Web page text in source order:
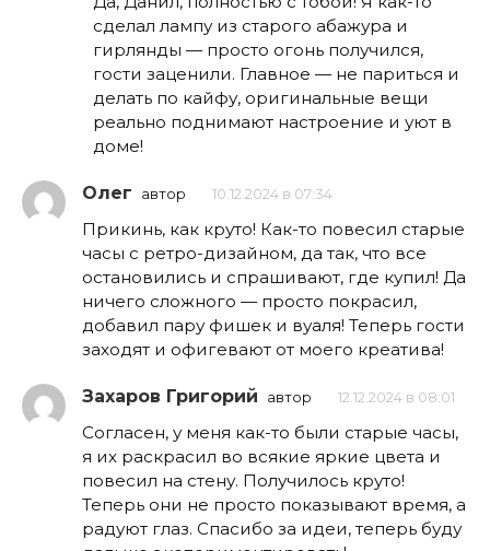
сделал лампу из старого абажура и
гирлянды — просто огонь получился,
гости заценили. Главное — не париться и
делать по кайфу, оригинальные вещи
реально поднимают настроение и уют в
доме!
Олег автор 10.12.2024 в 07:34
Прикинь, как круто! Как-то повесил старые
часы с ретро-дизайном, да так, что все
остановились и спрашивают, где купил! Да
ничего сложного — просто покрасил,
добавил пару фишек и вуаля! Теперь гости
заходят и офигевают от моего креатива!
Захаров Григорий автор 12.12.2024 в 08:01
Согласен, у меня как-то были старые часы,
я их раскрасил во всякие яркие цвета и
повесил на стену. Получилось круто!
Теперь они не просто показывают время, а
радуют глаз. Спасибо за идеи, теперь буду